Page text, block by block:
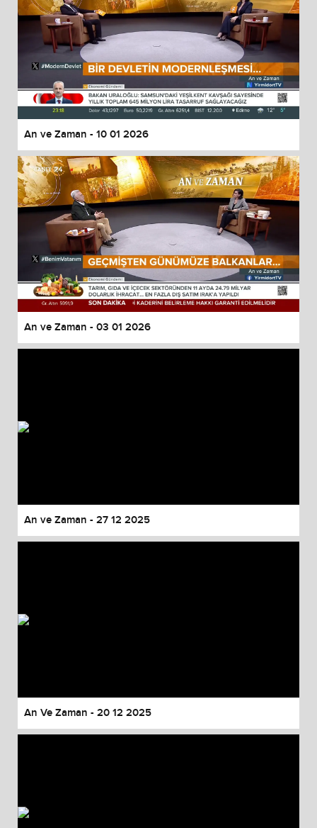
An ve Zaman - 10 01 2026
An ve Zaman - 03 01 2026
An ve Zaman - 27 12 2025
An Ve Zaman - 20 12 2025